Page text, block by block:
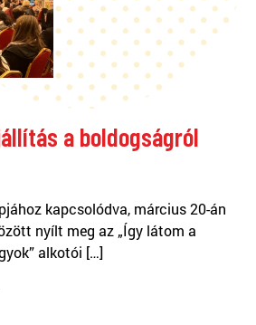
a boldogságról
kapcsolódva, március 20-án
nyílt meg az „Így látom a
alkotói […]